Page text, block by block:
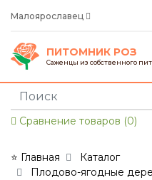
Малоярославец
ПИТОМНИК РОЗ
Саженцы из собственного
Сравнение товаров (0)
⭐ Главная
Каталог
Плодово-ягодные